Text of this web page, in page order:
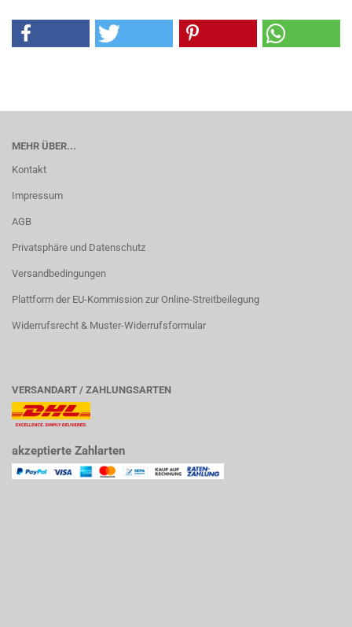
MEHR ÜBER...
Kontakt
Impressum
AGB
Privatsphäre und Datenschutz
Versandbedingungen
Plattform der EU-Kommission zur Online-Streitbeilegung
Widerrufsrecht & Muster-Widerrufsformular
VERSANDART / ZAHLUNGSARTEN
akzeptierte Zahlarten